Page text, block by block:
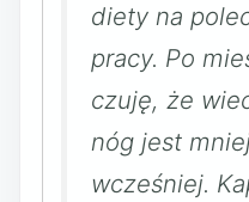
diety na
pracy. Po
czuję, że
nóg jest
wcześniej.